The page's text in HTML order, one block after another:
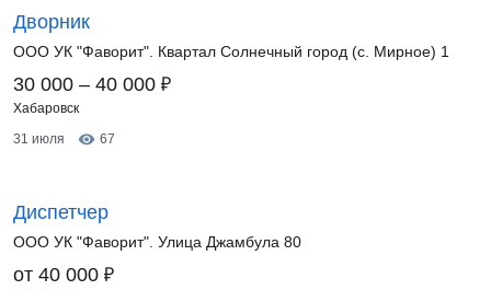
Дворник
ООО УК "Фаворит". Квартал Солнечный город (с. Мирное) 1
30 000 – 40 000 ₽
Хабаровск
31 июля
67
Диспетчер
ООО УК "Фаворит". Улица Джамбула 80
от 40 000 ₽